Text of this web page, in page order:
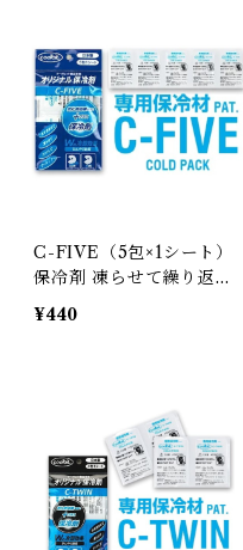
C-FIVE（5包×1シート）
保冷剤 凍らせて繰り返し
使える
¥440